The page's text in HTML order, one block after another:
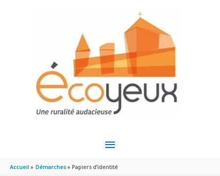
MENU
PRINCIPAL
Accueil Démarches Papiers d’identité